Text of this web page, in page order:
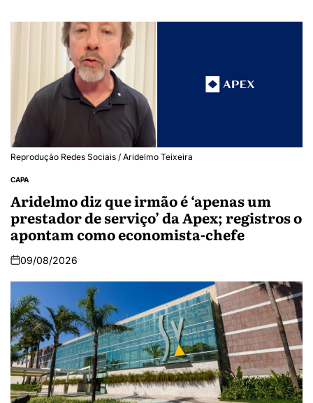
Reprodução Redes Sociais / Aridelmo Teixeira
CAPA
Aridelmo diz que irmão é ‘apenas um
prestador de serviço’ da Apex; registros o
apontam como economista-chefe
09/08/2026